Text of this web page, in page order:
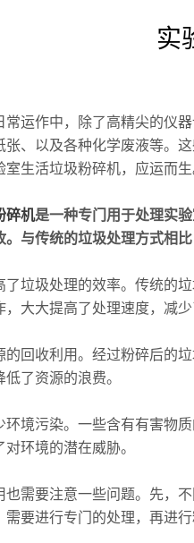
实
作中，除了高精尖的仪器
张、以及各种化学废液等。
生活垃圾粉碎机，应运而生
碎机是一种专门用于处理实
与传统的垃圾处理方式相比
圾处理的效率。传统的垃
大大提高了处理速度，减少
收利用。经过粉碎后的垃
了资源的浪费。
污染。一些含有有害物质
环境的潜在威胁。
要注意一些问题。先，不
要进行专门的处理，再进